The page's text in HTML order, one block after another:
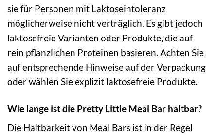
sie für Personen mit Laktoseintoleranz
möglicherweise nicht verträglich. Es gibt jedoch
laktosefreie Varianten oder Produkte, die auf
rein pflanzlichen Proteinen basieren. Achten Sie
auf entsprechende Hinweise auf der Verpackung
oder wählen Sie explizit laktosefreie Produkte.
Wie lange ist die Pretty Little Meal Bar haltbar?
Die Haltbarkeit von Meal Bars ist in der Regel